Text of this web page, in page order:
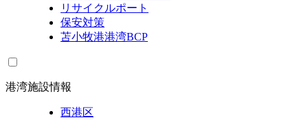
リサイクルポート
保安対策
苫小牧港港湾BCP
港湾施設情報
西港区